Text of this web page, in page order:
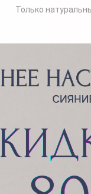
Только